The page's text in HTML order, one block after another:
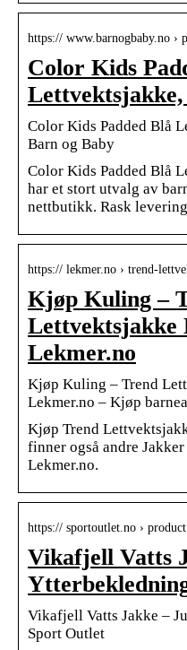
https:// www.barnogbaby.no ›
Color Kids
Lettvektsjakke,
Color Kids Padded Blå
Barn og Baby
Color Kids Padded Blå
har et stort utvalg av
nettbutikk. Rask
https:// lekmer.no › trend-
Kjøp Kuling –
Lettvektsjakke
Lekmer.no
Kjøp Kuling – Trend
Lekmer.no – Kjøp
Kjøp Trend
finner også andre
Lekmer.no.
https:// sportoutlet.no › product
Vikafjell Vatts
Vikafjell Vatts Jakke –
Sport Outlet